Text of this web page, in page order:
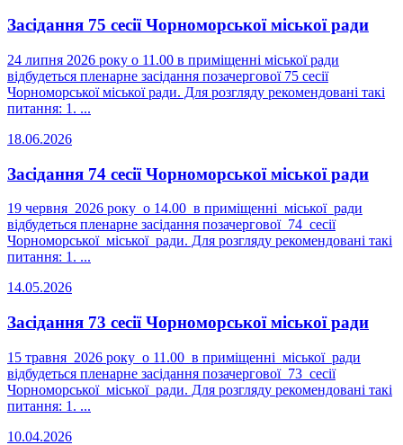
Засідання 75 сесії Чорноморської міської ради
24 липня 2026 року о 11.00 в приміщенні міської ради
відбудеться пленарне засідання позачергової 75 сесії
Чорноморської міської ради. Для розгляду рекомендовані такі
питання: 1. ...
18.06.2026
Засідання 74 сесії Чорноморської міської ради
19 червня 2026 року о 14.00 в приміщенні міської ради
відбудеться пленарне засідання позачергової 74 сесії
Чорноморської міської ради. Для розгляду рекомендовані такі
питання: 1. ...
14.05.2026
Засідання 73 сесії Чорноморської міської ради
15 травня 2026 року о 11.00 в приміщенні міської ради
відбудеться пленарне засідання позачергової 73 сесії
Чорноморської міської ради. Для розгляду рекомендовані такі
питання: 1. ...
10.04.2026